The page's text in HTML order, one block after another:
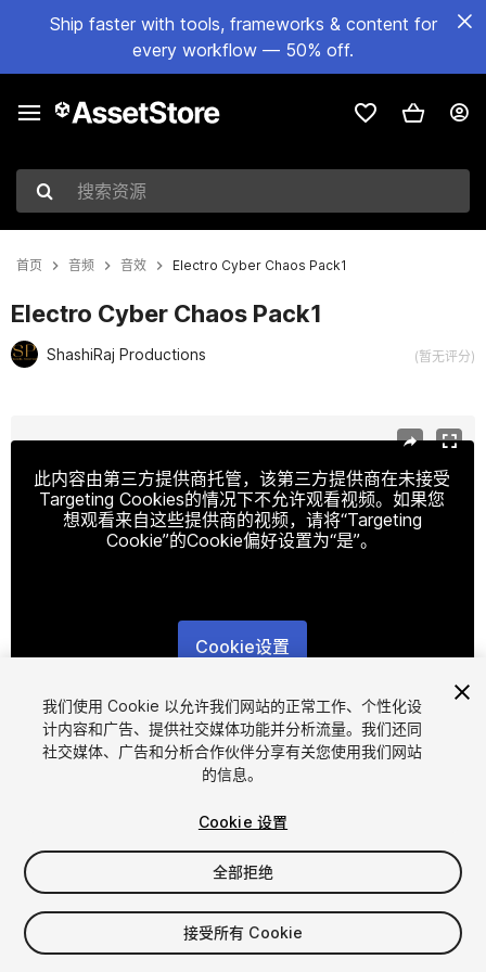
Ship faster with tools, frameworks & content for
every workflow — 50% off.
搜索资源
首页 音频 音效 Electro Cyber Chaos Pack1
Electro Cyber Chaos Pack1
ShashiRaj Productions (暂无评分)
此内容由第三方提供商托管，该第三方提供商在未接受
Targeting Cookies的情况下不允许观看视频。如果您
想观看来自这些提供商的视频，请将“Targeting
Cookie”的Cookie偏好设置为“是”。
Cookie设置
1/2
$6.99
增值税将在结算时计算
我们使用 Cookie 以允许我们网站的正常工作、个性化设
计内容和广告、提供社交媒体功能并分析流量。我们还同
社交媒体、广告和分析合作伙伴分享有关您使用我们网站
的信息。
Cookie 设置
全部拒绝
接受所有 Cookie